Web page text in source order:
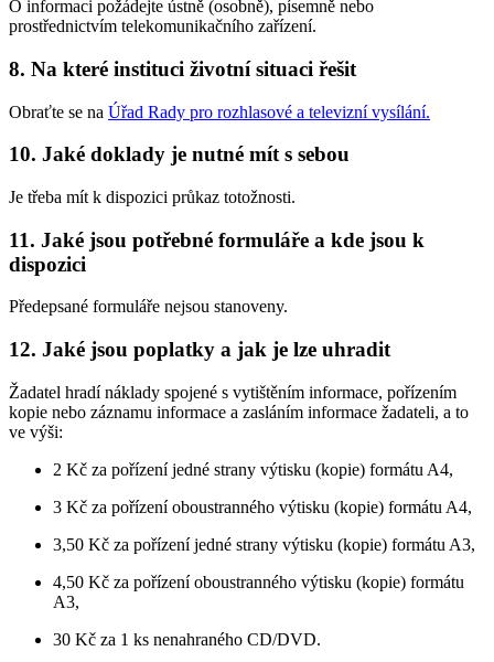
O informaci požádejte ústně (osobně), písemně nebo
prostřednictvím telekomunikačního zařízení.
8. Na které instituci životní situaci řešit
Obraťte se na Úřad Rady pro rozhlasové a televizní vysílání.
10. Jaké doklady je nutné mít s sebou
Je třeba mít k dispozici průkaz totožnosti.
11. Jaké jsou potřebné formuláře a kde jsou k
dispozici
Předepsané formuláře nejsou stanoveny.
12. Jaké jsou poplatky a jak je lze uhradit
Žadatel hradí náklady spojené s vytištěním informace, pořízením
kopie nebo záznamu informace a zasláním informace žadateli, a to
ve výši:
2 Kč za pořízení jedné strany výtisku (kopie) formátu A4,
3 Kč za pořízení oboustranného výtisku (kopie) formátu A4,
3,50 Kč za pořízení jedné strany výtisku (kopie) formátu A3,
4,50 Kč za pořízení oboustranného výtisku (kopie) formátu
A3,
30 Kč za 1 ks nenahraného CD/DVD.